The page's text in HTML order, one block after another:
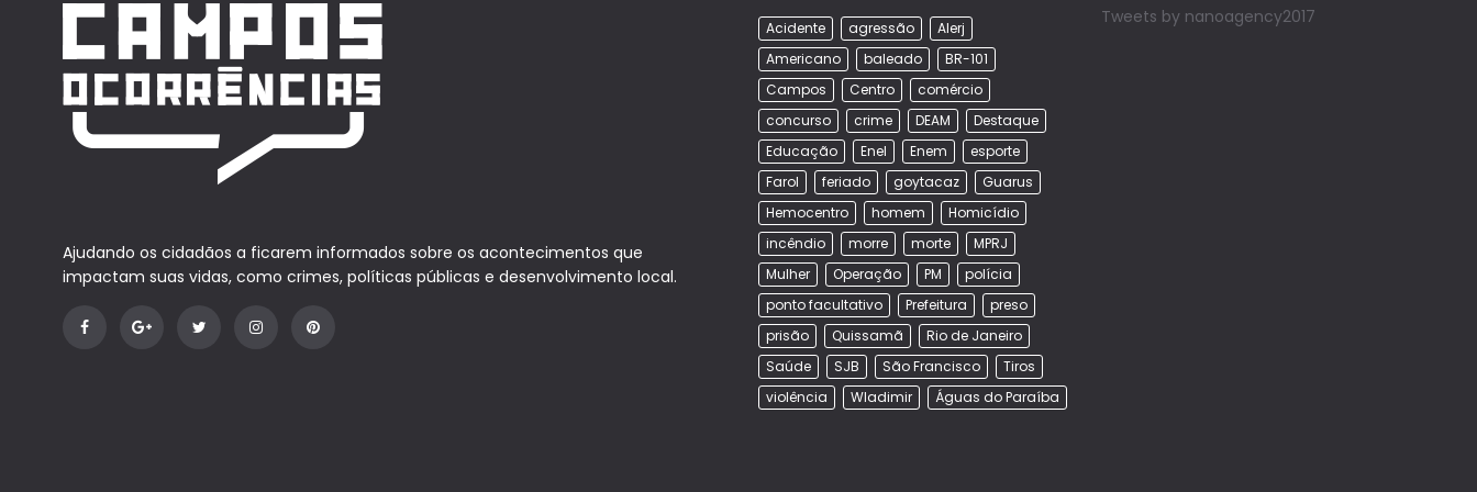
Ajudando os cidadãos a ficarem informados sobre os acontecimentos que
impactam suas vidas, como crimes, políticas públicas e desenvolvimento local.
Acidente agressão
Alerj
Americano
baleado
BR-101
Campos
Centro
comércio
concurso
crime DEAM
Destaque
Educação
Enel Enem
esporte
Farol
feriado goytacaz
Guarus
Hemocentro
homem
Homicídio
incêndio
morre morte
MPRJ
Mulher
Operação PM
polícia
ponto facultativo
Prefeitura
preso
prisão
Quissamã
Rio de Janeiro
Saúde
SJB São Francisco
Tiros
violência
Wladimir Águas do Paraíba
Tweets by nanoagency2017